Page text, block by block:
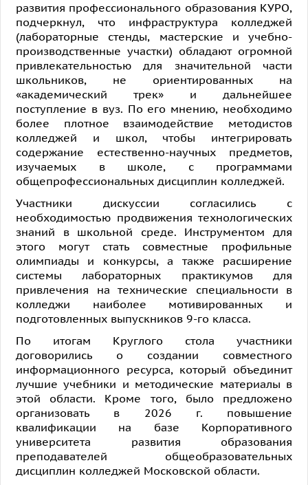
развития профессионального образования КУРО,
подчеркнул, что инфраструктура колледжей
(лабораторные стенды, мастерские и учебно-
производственные участки) обладают огромной
привлекательностью для значительной части
школьников, не ориентированных на
«академический трек» и дальнейшее
поступление в вуз. По его мнению, необходимо
более плотное взаимодействие методистов
колледжей и школ, чтобы интегрировать
содержание естественно-научных предметов,
изучаемых в школе, с программами
общепрофессиональных дисциплин колледжей.
Участники дискуссии согласились с
необходимостью продвижения технологических
знаний в школьной среде. Инструментом для
этого могут стать совместные профильные
олимпиады и конкурсы, а также расширение
системы лабораторных практикумов для
привлечения на технические специальности в
колледжи наиболее мотивированных и
подготовленных выпускников 9-го класса.
По итогам Круглого стола участники
договорились о создании совместного
информационного ресурса, который объединит
лучшие учебники и методические материалы в
этой области. Кроме того, было предложено
организовать в 2026 г. повышение
квалификации на базе Корпоративного
университета развития образования
преподавателей общеобразовательных
дисциплин колледжей Московской области.